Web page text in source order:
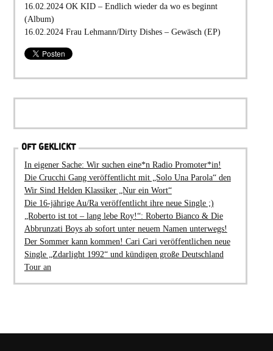
16.02.2024 OK KID – Endlich wieder da wo es beginnt
(Album)
16.02.2024 Frau Lehmann/Dirty Dishes – Gewäsch (EP)
OFT GEKLICKT
In eigener Sache: Wir suchen eine*n Radio Promoter*in!
Die Crucchi Gang veröffentlicht mit „Solo Una Parola“ den
Wir Sind Helden Klassiker „Nur ein Wort“
Die 16-jährige Au/Ra veröffentlicht ihre neue Single ;)
„Roberto ist tot – lang lebe Roy!“: Roberto Bianco & Die
Abbrunzati Boys ab sofort unter neuem Namen unterwegs!
Der Sommer kann kommen! Cari Cari veröffentlichen neue
Single „Zdarlight 1992“ und kündigen große Deutschland
Tour an